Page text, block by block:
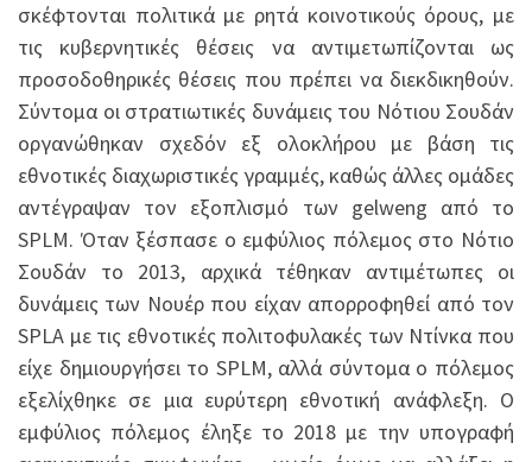
σκέφτονται πολιτικά με ρητά κοινοτικούς όρους, με
τις κυβερνητικές θέσεις να αντιμετωπίζονται ως
προσοδοθηρικές θέσεις που πρέπει να διεκδικηθούν.
Σύντομα οι στρατιωτικές δυνάμεις του Νότιου Σουδάν
οργανώθηκαν σχεδόν εξ ολοκλήρου με βάση τις
εθνοτικές διαχωριστικές γραμμές, καθώς άλλες ομάδες
αντέγραψαν τον εξοπλισμό των gelweng από το
SPLM. Όταν ξέσπασε ο εμφύλιος πόλεμος στο Νότιο
Σουδάν το 2013, αρχικά τέθηκαν αντιμέτωπες οι
δυνάμεις των Νουέρ που είχαν απορροφηθεί από τον
SPLA με τις εθνοτικές πολιτοφυλακές των Ντίνκα που
είχε δημιουργήσει το SPLM, αλλά σύντομα ο πόλεμος
εξελίχθηκε σε μια ευρύτερη εθνοτική ανάφλεξη. Ο
εμφύλιος πόλεμος έληξε το 2018 με την υπογραφή